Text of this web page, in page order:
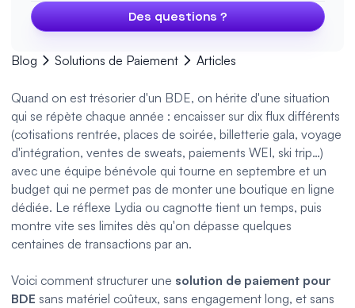
Blog Solutions de Paiement Articles
Quand on est trésorier d'un BDE, on hérite d'une situation
qui se répète chaque année : encaisser sur dix flux différents
(cotisations rentrée, places de soirée, billetterie gala, voyage
d'intégration, ventes de sweats, paiements WEI, ski trip…)
avec une équipe bénévole qui tourne en septembre et un
budget qui ne permet pas de monter une boutique en ligne
dédiée. Le réflexe Lydia ou cagnotte tient un temps, puis
montre vite ses limites dès qu'on dépasse quelques
centaines de transactions par an.
Voici comment structurer une solution de paiement pour
BDE sans matériel coûteux, sans engagement long, et sans
Des questions ?